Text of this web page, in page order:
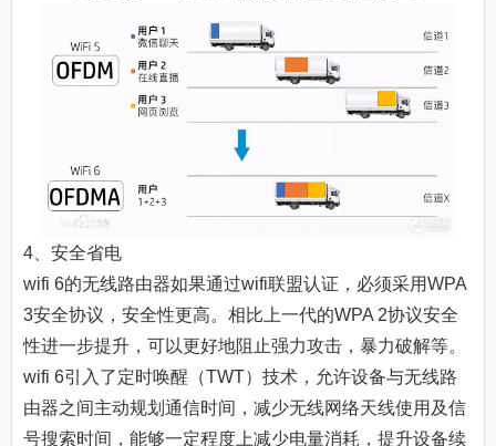
4、安全省电
wifi 6的无线路由器如果通过wifi联盟认证，必须采用WPA
3安全协议，安全性更高。相比上一代的WPA 2协议安全
性进一步提升，可以更好地阻止强力攻击，暴力破解等。
wifi 6引入了定时唤醒（TWT）技术，允许设备与无线路
由器之间主动规划通信时间，减少无线网络天线使用及信
号搜索时间，能够一定程度上减少电量消耗，提升设备续